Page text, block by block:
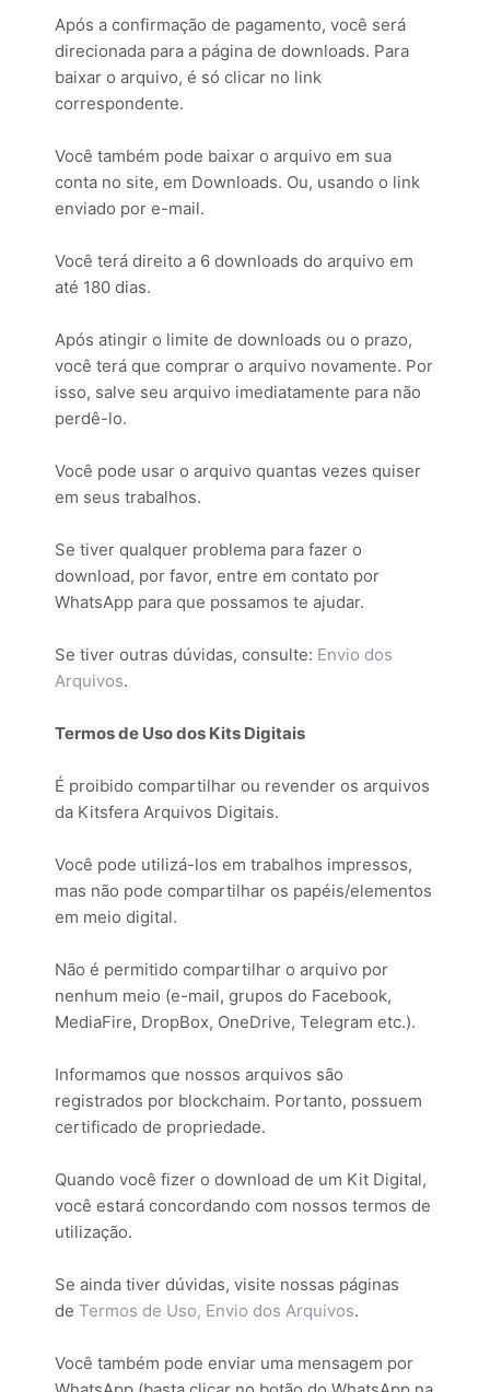
Após a confirmação de pagamento, você será
direcionada para a página de downloads. Para
baixar o arquivo, é só clicar no link
correspondente.
Você também pode baixar o arquivo em sua
conta no site, em Downloads. Ou, usando o link
enviado por e-mail.
Você terá direito a 6 downloads do arquivo em
até 180 dias.
Após atingir o limite de downloads ou o prazo,
você terá que comprar o arquivo novamente. Por
isso, salve seu arquivo imediatamente para não
perdê-lo.
Você pode usar o arquivo quantas vezes quiser
em seus trabalhos.
Se tiver qualquer problema para fazer o
download, por favor, entre em contato por
WhatsApp para que possamos te ajudar.
Se tiver outras dúvidas, consulte: Envio dos
Arquivos.
Termos de Uso dos Kits Digitais
É proibido compartilhar ou revender os arquivos
da Kitsfera Arquivos Digitais.
Você pode utilizá-los em trabalhos impressos,
mas não pode compartilhar os papéis/elementos
em meio digital.
Não é permitido compartilhar o arquivo por
nenhum meio (e-mail, grupos do Facebook,
MediaFire, DropBox, OneDrive, Telegram etc.).
Informamos que nossos arquivos são
registrados por blockchaim. Portanto, possuem
certificado de propriedade.
Quando você fizer o download de um Kit Digital,
você estará concordando com nossos termos de
utilização.
Se ainda tiver dúvidas, visite nossas páginas
de Termos de Uso, Envio dos Arquivos.
Você também pode enviar uma mensagem por